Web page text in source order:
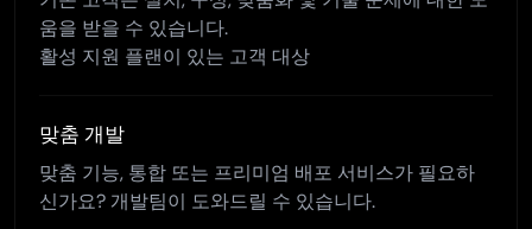
움을 받을 수 있습니다.
활성 지원 플랜이 있는 고객 대상
맞춤 개발
맞춤 기능, 통합 또는 프리미엄 배포 서비스가 필요하
신가요? 개발팀이 도와드릴 수 있습니다.